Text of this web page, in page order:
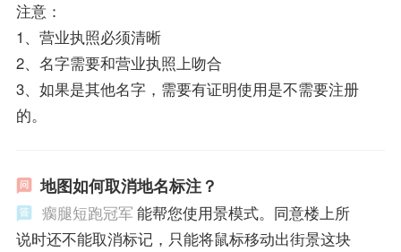
注意：
1、营业执照必须清晰
2、名字需要和营业执照上吻合
3、如果是其他名字，需要有证明使用是不需要注册
的。
地图如何取消地名标注？
瘸腿短跑冠军 能帮您使用景模式。同意楼上所
说时还不能取消标记，只能将鼠标移动出街景这块